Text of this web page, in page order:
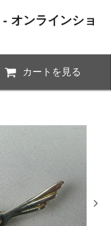
オンラインショ
カートを見る